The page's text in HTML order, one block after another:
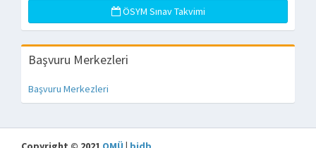
ÖSYM Sınav Takvimi
Başvuru Merkezleri
Başvuru Merkezleri